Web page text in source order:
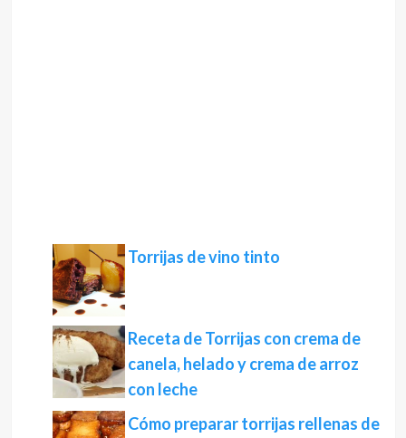
Torrijas de vino tinto
Receta de Torrijas con crema de
canela, helado y crema de arroz
con leche
Cómo preparar torrijas rellenas de